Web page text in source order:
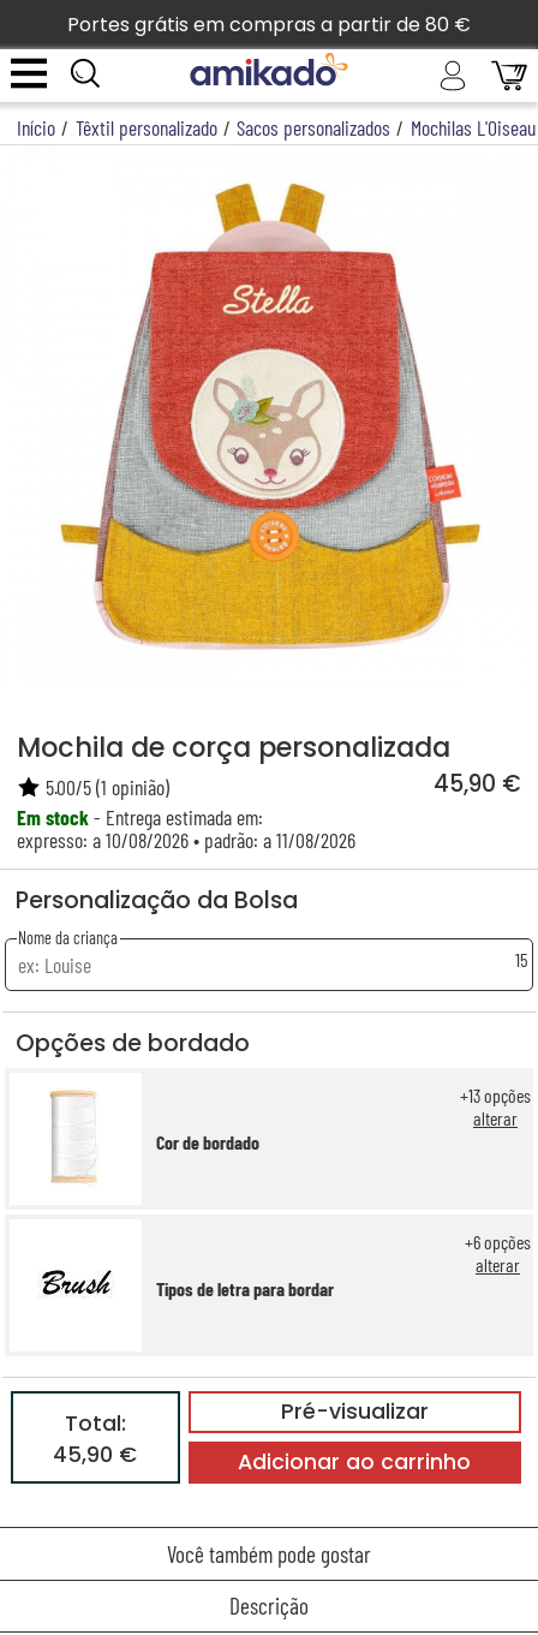
Portes grátis em compras a partir de 80 €
Início / Têxtil personalizado / Sacos personalizados / Mochilas
Mochila de corça personalizada
45,90 €
Em stock- Entrega estimada em:
expresso: a 10/08/2026 • padrão: a 11/08/2026
5.00/5(1 opinião)
Personalização da Bolsa
Nome da criança
15
Opções de bordado
Cor de bordado
+13opções
alterar
Tipos de letra para bordar
+6opções
alterar
Pré-visualizar
Total:
45,90 €
Adicionar ao carrinho
Você também pode gostar
Descrição